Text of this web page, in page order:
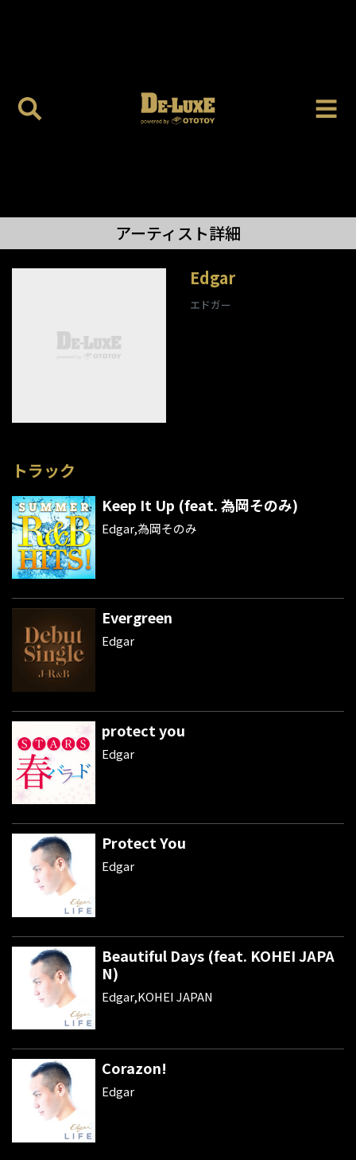
アーティスト詳細
Edgar
エドガー
トラック
Keep It Up (feat. 為岡そのみ)
Edgar,為岡そのみ
Evergreen
Edgar
protect you
Edgar
Protect You
Edgar
Beautiful Days (feat. KOHEI JAPA
N)
Edgar,KOHEI JAPAN
Corazon!
Edgar